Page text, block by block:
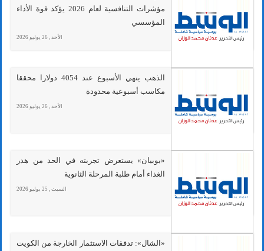
مؤشرات التنافسية لعام 2026 يؤكد قوة الأداء
المؤسسي
الأحد , 26 يوليو 2026
الذهب ينهي الأسبوع عند 4054 دولارا محققا
مكاسب أسبوعية محدودة
الأحد , 26 يوليو 2026
«بوبيان» يستعرض تجربته في الحد من هدر
الغذاء أمام طلبة المرحلة الثانوية
السبت , 25 يوليو 2026
«الشال»: تدفقات الاستثمار الخارجة من الكويت